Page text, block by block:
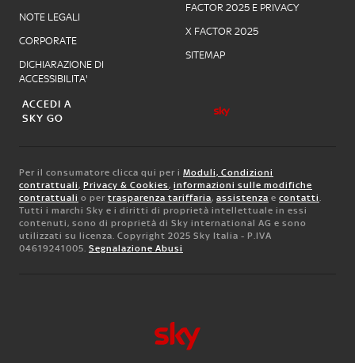
NOTE LEGALI
CORPORATE
DICHIARAZIONE DI
ACCESSIBILITA'
FACTOR 2025 E PRIVACY
X FACTOR 2025
SITEMAP
ACCEDI A
SKY GO
Per il consumatore clicca qui per i Moduli, Condizioni
contrattuali, Privacy & Cookies, informazioni sulle modifiche
contrattuali o per trasparenza tariffaria, assistenza e contatti.
Tutti i marchi Sky e i diritti di proprietà intellettuale in essi
contenuti, sono di proprietà di Sky international AG e sono
utilizzati su licenza. Copyright 2025 Sky Italia - P.IVA
04619241005. Segnalazione Abusi